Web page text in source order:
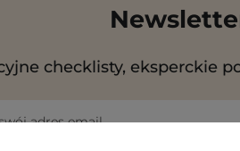
checklisty, eksperckie
adres email